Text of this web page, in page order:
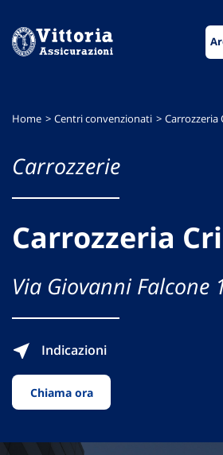
menu
contenuto
footer
Home Centri convenzionati Carrozzeria
Carrozzerie
Carrozzeria
Via Giovanni Falcone
Indicazioni
Chiama ora